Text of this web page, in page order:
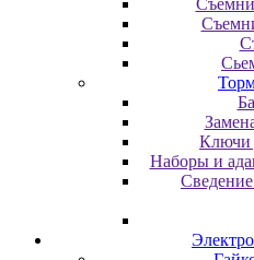
Ключи
Наборы и